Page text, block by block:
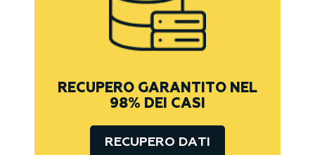
RECUPERO GARANTITO NEL
98% DEI CASI
RECUPERO DATI